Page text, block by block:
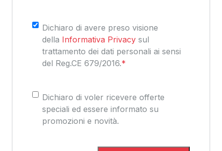
Consenso*
Dichiaro di avere preso visione
della Informativa Privacy sul
trattamento dei dati personali ai sensi
del Reg.CE 679/2016.*
Consenso
Dichiaro di voler ricevere offerte
speciali ed essere informato su
promozioni e novità.